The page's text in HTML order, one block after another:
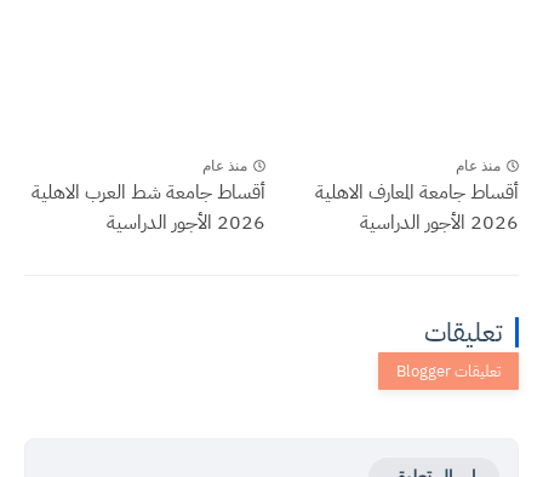
منذ عام
أقساط جامعة المعارف الاهلية
2026 الأجور الدراسية
منذ عام
أقساط جامعة شط العرب الاهلية
2026 الأجور الدراسية
تعليقات